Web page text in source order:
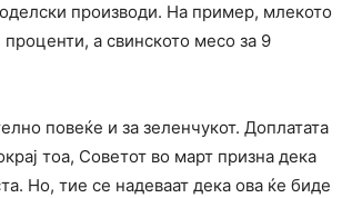
производи. На пример, млекото
а свинското месо за 9
повеќе и за зеленчукот. Доплатата
тоа, Советот во март призна дека
Но, тие се надеваат дека ова ќе биде